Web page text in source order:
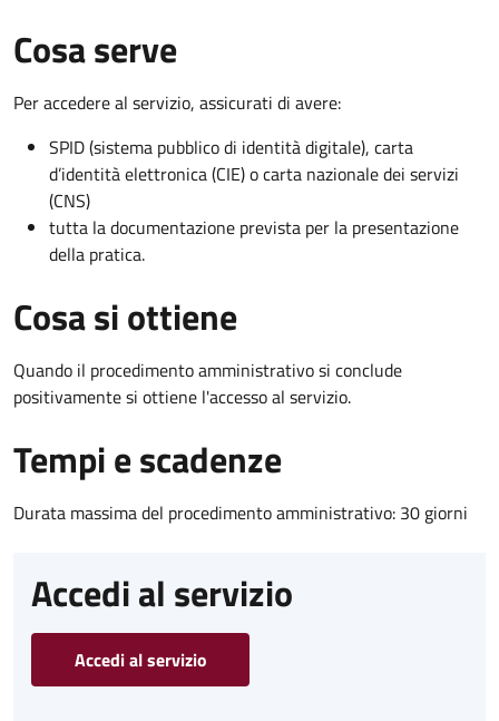
Cosa serve
Per accedere al servizio, assicurati di avere:
SPID (sistema pubblico di identità digitale), carta
d’identità elettronica (CIE) o carta nazionale dei servizi
(CNS)
tutta la documentazione prevista per la presentazione
della pratica.
Cosa si ottiene
Quando il procedimento amministrativo si conclude
positivamente si ottiene l'accesso al servizio.
Tempi e scadenze
Durata massima del procedimento amministrativo: 30 giorni
Accedi al servizio
Accedi al servizio